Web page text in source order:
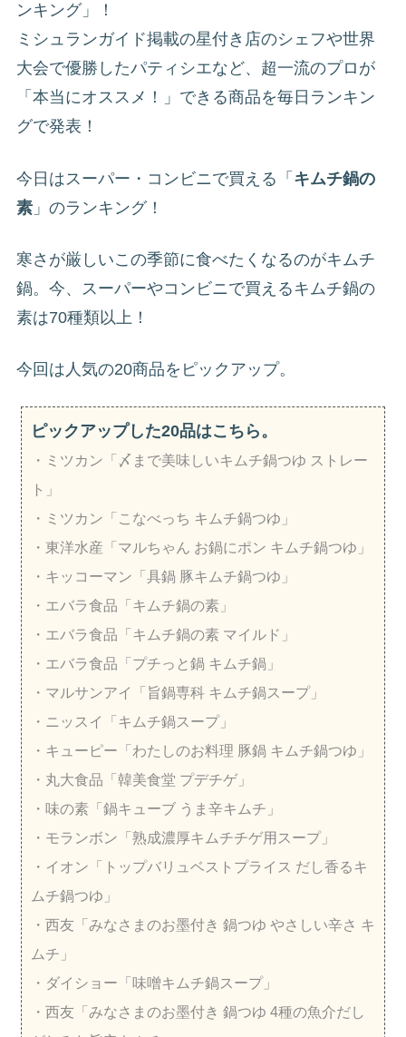
ンキング」！
ミシュランガイド掲載の星付き店のシェフや世界
大会で優勝したパティシエなど、超一流のプロが
「本当にオススメ！」できる商品を毎日ランキン
グで発表！
今日はスーパー・コンビニで買える「 キムチ鍋の
素 」のランキング！
寒さが厳しいこの季節に食べたくなるのがキムチ
鍋。今、スーパーやコンビニで買えるキムチ鍋の
素は70種類以上！
今回は人気の20商品をピックアップ。
ピックアップした20品はこちら。
・ミツカン「〆まで美味しいキムチ鍋つゆ ストレー
ト」
・ミツカン「こなべっち キムチ鍋つゆ」
・東洋水産「マルちゃん お鍋にポン キムチ鍋つゆ」
・キッコーマン「具鍋 豚キムチ鍋つゆ」
・エバラ食品「キムチ鍋の素」
・エバラ食品「キムチ鍋の素 マイルド」
・エバラ食品「プチっと鍋 キムチ鍋」
・マルサンアイ「旨鍋専科 キムチ鍋スープ」
・ニッスイ「キムチ鍋スープ」
・キューピー「わたしのお料理 豚鍋 キムチ鍋つゆ」
・丸大食品「韓美食堂 プデチゲ」
・味の素「鍋キューブ うま辛キムチ」
・モランボン「熟成濃厚キムチチゲ用スープ」
・イオン「トップバリュベストプライス だし香るキ
ムチ鍋つゆ」
・西友「みなさまのお墨付き 鍋つゆ やさしい辛さ キ
ムチ」
・ダイショー「味噌キムチ鍋スープ」
・西友「みなさまのお墨付き 鍋つゆ 4種の魚介だし